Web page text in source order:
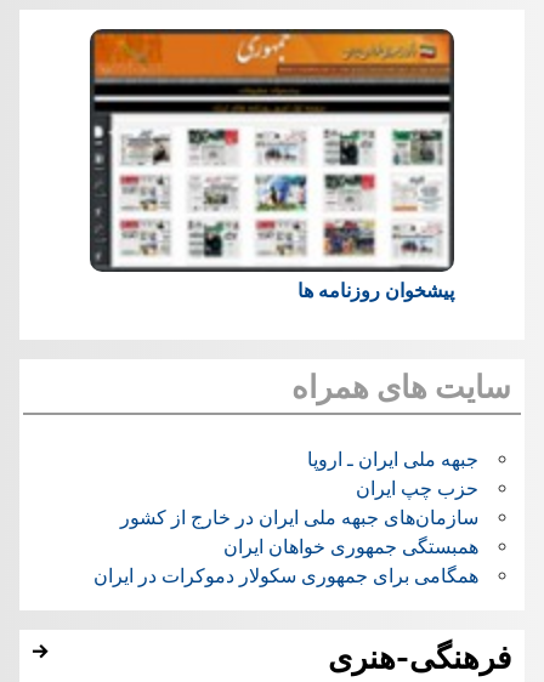
پیشخوان روزنامه ها
سایت های همراه
جبهه ملی ایران ـ اروپا
حزب چپ ایران
سازمان‌های جبهه ملی ایران در خارج از کشور
همبستگی جمهوری خواهان ایران
همگامی برای جمهوری سکولار دموکرات در ایران
فرهنگی-هنری